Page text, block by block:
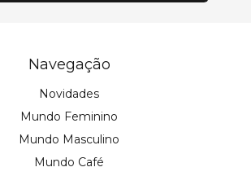
Navegação
Novidades
Mundo Feminino
Mundo Masculino
Mundo Café